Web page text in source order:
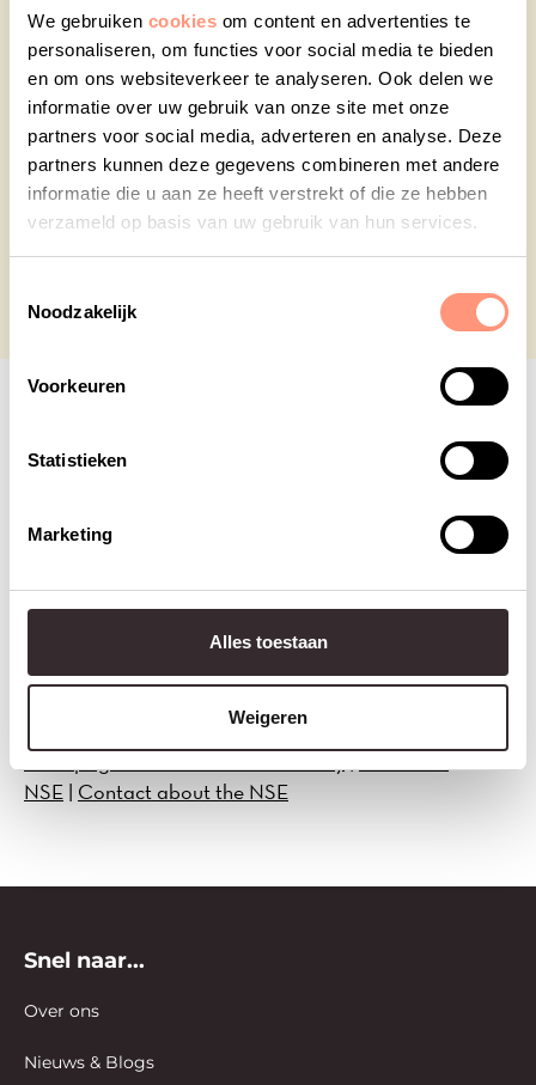
We gebruiken cookies om content en advertenties te
personaliseren, om functies voor social media te bieden
en om ons websiteverkeer te analyseren. Ook delen we
informatie over uw gebruik van onze site met onze
partners voor social media, adverteren en analyse. Deze
partners kunnen deze gegevens combineren met andere
informatie die u aan ze heeft verstrekt of die ze hebben
verzameld op basis van uw gebruik van hun services.
Noodzakelijk
Voorkeuren
Statistieken
Marketing
Alles toestaan
Weigeren
conditions. If your request is approved, you’ll
receive the NSE Benchmark File via email in
under 3 business days.
Your use of the NSE Benchmark File is subject to
Landelijk Centrum Studiekeuze’sGeneral Data
Delivery Terms and Conditions.
What data contains the NSE Benchmark File
The NSE Benchmark File contains the results of the
NSE’s core questionnaire in the form of an anonymised
SPSS file that does not include personal data. The use
of the Benchmark File is free of charge. Custom
products are available at a fee.
NSE | Contact about the NSE
Snel naar...
Over ons
Nieuws & Blogs